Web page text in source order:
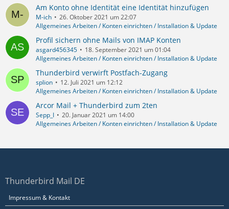
Am Konto ohne Identität eine Identität hinzufügen
M-ich
26. Oktober 2021 um 22:07
Allgemeines Arbeiten / Konten einrichten / Installation & Update
Profil sichern ohne Mails von IMAP Konten
asgard456345
18. September 2021 um 01:04
Allgemeines Arbeiten / Konten einrichten / Installation & Update
Thunderbird verwirft Postfach-Zugang
splion
12. Juli 2021 um 12:12
Allgemeines Arbeiten / Konten einrichten / Installation & Update
Arcor Mail + Thunderbird zum 2ten
Sepp_I
20. Januar 2021 um 14:00
Allgemeines Arbeiten / Konten einrichten / Installation & Update
Thunderbird Mail DE
Impressum & Kontakt